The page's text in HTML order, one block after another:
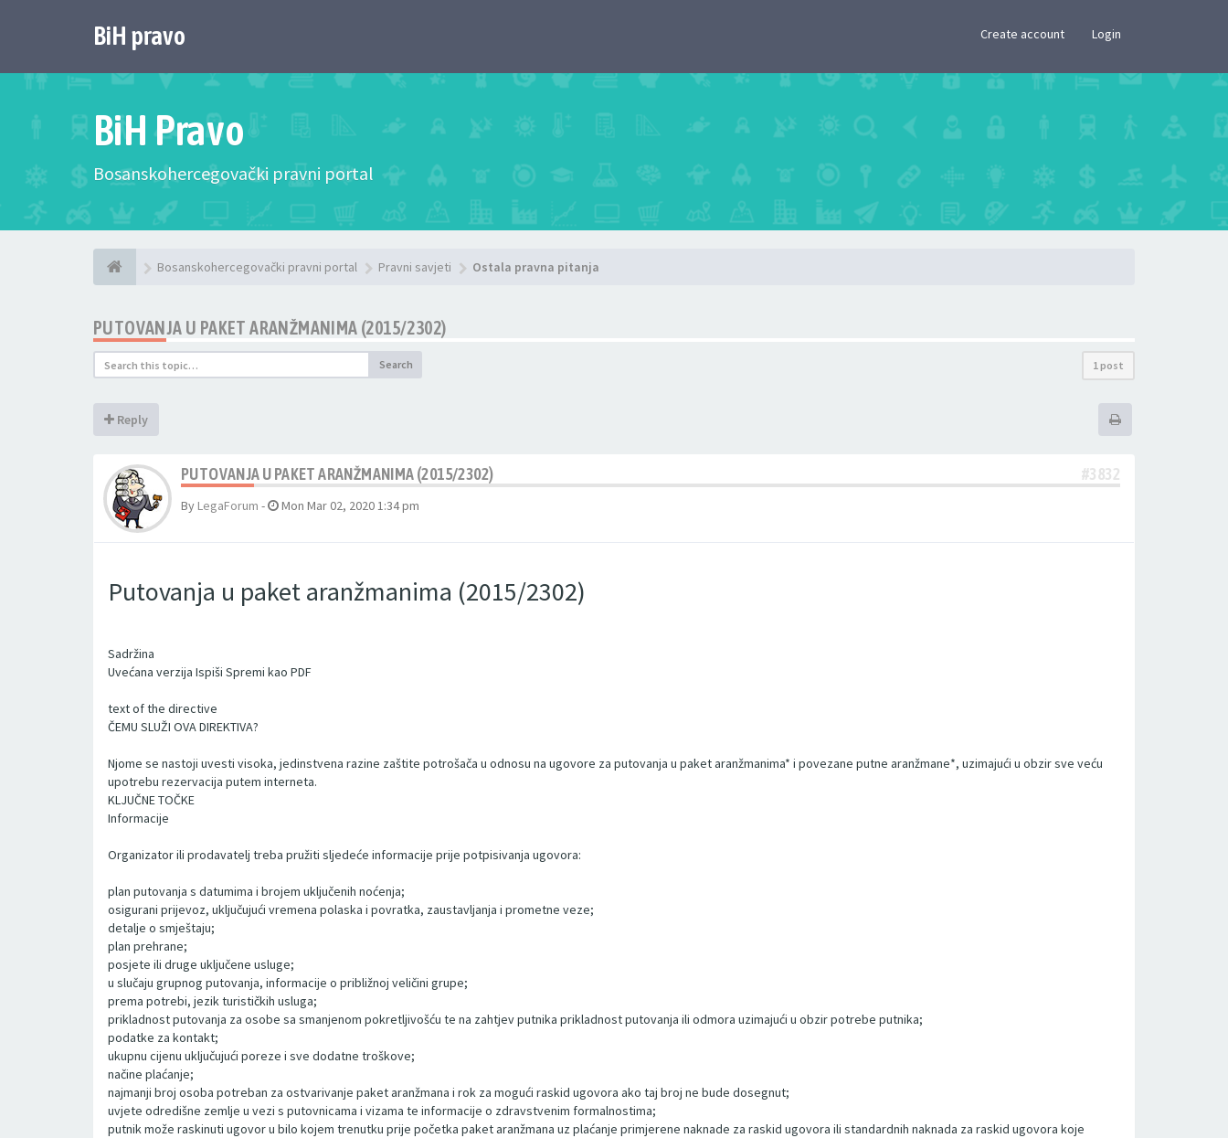
BiH pravo Create account Login
BiH Pravo
Bosanskohercegovački pravni portal
Bosanskohercegovački pravni portal Pravni savjeti Ostala pravna pitanja
PUTOVANJA U PAKET ARANŽMANIMA (2015/2302)
Search 1 post
Reply
PUTOVANJA U PAKET ARANŽMANIMA (2015/2302) #3832
By LegaForum - Mon Mar 02, 2020 1:34 pm
Putovanja u paket aranžmanima (2015/2302)
Sadržina
Uvećana verzija Ispiši Spremi kao PDF
text of the directive
ČEMU SLUŽI OVA DIREKTIVA?
Njome se nastoji uvesti visoka, jedinstvena razine zaštite potrošača u odnosu na ugovore za putovanja u paket aranžmanima* i povezane putne aranžmane*, uzimajući u obzir sve veću
upotrebu rezervacija putem interneta.
KLJUČNE TOČKE
Informacije
Organizator ili prodavatelj treba pružiti sljedeće informacije prije potpisivanja ugovora:
plan putovanja s datumima i brojem uključenih noćenja;
osigurani prijevoz, uključujući vremena polaska i povratka, zaustavljanja i prometne veze;
detalje o smještaju;
plan prehrane;
posjete ili druge uključene usluge;
u slučaju grupnog putovanja, informacije o približnoj veličini grupe;
prema potrebi, jezik turističkih usluga;
prikladnost putovanja za osobe sa smanjenom pokretljivošću te na zahtjev putnika prikladnost putovanja ili odmora uzimajući u obzir potrebe putnika;
podatke za kontakt;
ukupnu cijenu uključujući poreze i sve dodatne troškove;
načine plaćanje;
najmanji broj osoba potreban za ostvarivanje paket aranžmana i rok za mogući raskid ugovora ako taj broj ne bude dosegnut;
uvjete odredišne zemlje u vezi s putovnicama i vizama te informacije o zdravstvenim formalnostima;
putnik može raskinuti ugovor u bilo kojem trenutku prije početka paket aranžmana uz plaćanje primjerene naknade za raskid ugovora ili standardnih naknada za raskid ugovora koje